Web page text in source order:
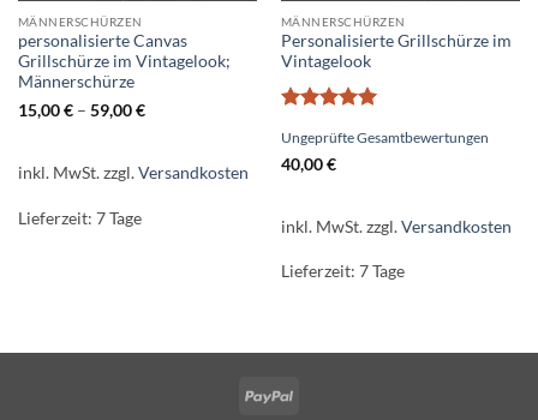
MÄNNERSCHÜRZEN
personalisierte Canvas
Grillschürze im Vintagelook;
Männerschürze
15,00€– 59,00€
inkl. MwSt.zzgl.Versandkosten
Lieferzeit: 7 Tage
MÄNNERSCHÜRZEN
Personalisierte Grillschürze im
Vintagelook
mit5von
5
Ungeprüfte Gesamtbewertungen
40,00€
inkl. MwSt.zzgl.Versandkosten
Lieferzeit: 7 Tage
PayPal